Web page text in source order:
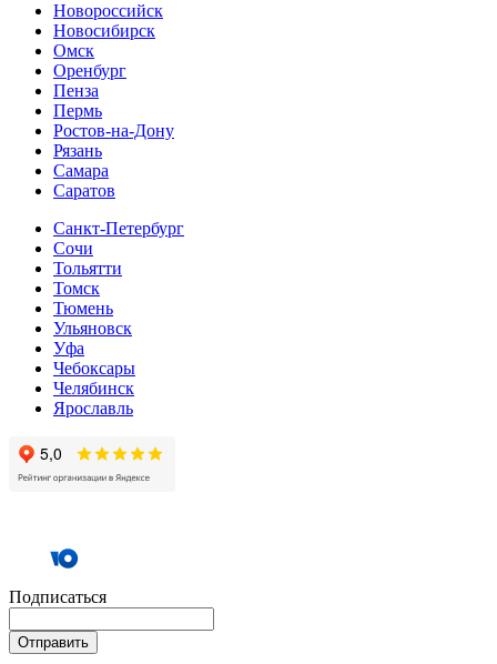
Новороссийск
Новосибирск
Омск
Оренбург
Пенза
Пермь
Ростов-на-Дону
Рязань
Самара
Cаратов
Санкт-Петербург
Сочи
Тольятти
Томск
Тюмень
Ульяновск
Уфа
Чебоксары
Челябинск
Ярославль
Подписаться
Отправить